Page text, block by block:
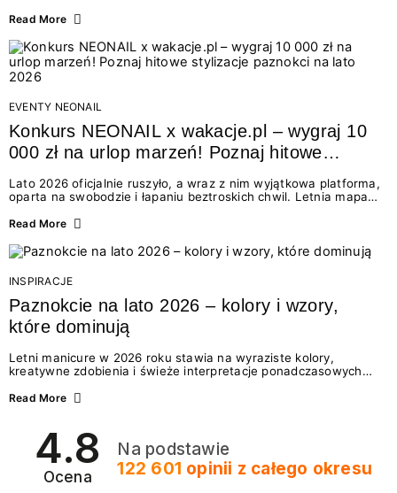
świata beauty i oszałamiających deserów to coś więcej niż
zmysłami: przez soczysty kolor, aksamitną teksturę,
orzeźwiający zapach i słodki akcent na podniebieniu. Tego lata
NEONAIL łączy siły z marką Willisch, tworząc unikalny projekt
na styku jedzenia i piękna....
Read More
EVENTY NEONAIL
Konkurs NEONAIL x wakacje.pl – wygraj 10
000 zł na urlop marzeń! Poznaj hitowe
Lato 2026 oficjalnie ruszyło, a wraz z nim wyjątkowa platforma,
oparta na swobodzie i łapaniu beztroskich chwil. Letnia mapa
doświadczenia wakacji – od spontanicznych wyjazdów, przez
Motywem przewodnim jest eksplorowanie i kolekcjonowanie
letnich momentów. Z tej okazji przygotowaliśmy coś absolutnie
wyjątkowego: wielki konkurs z wakacje.pl oraz dawkę
najgorętszych trendów w...
Read More
INSPIRACJE
Paznokcie na lato 2026 – kolory i wzory,
które dominują
Letni manicure w 2026 roku stawia na wyraziste kolory,
kreatywne zdobienia i świeże interpretacje ponadczasowych
zarówno energetycznych odcieni inspirowanych wakacjami, jak
2026? Znajdź inspirację dla swojego manicure!
Read More
4.8
Ocena
Na podstawie
122 601 opinii z całego okresu